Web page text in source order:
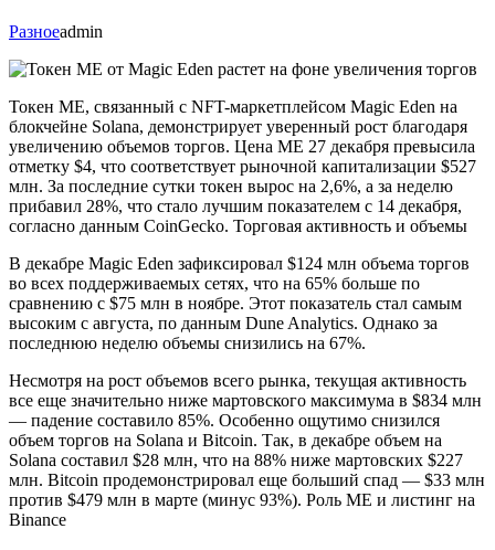
Разноеadmin
Токен ME, связанный с NFT-маркетплейсом Magic Eden на
блокчейне Solana, демонстрирует уверенный рост благодаря
увеличению объемов торгов. Цена ME 27 декабря превысила
отметку $4, что соответствует рыночной капитализации $527
млн. За последние сутки токен вырос на 2,6%, а за неделю
прибавил 28%, что стало лучшим показателем с 14 декабря,
согласно данным CoinGecko. Торговая активность и объемы
В декабре Magic Eden зафиксировал $124 млн объема торгов
во всех поддерживаемых сетях, что на 65% больше по
сравнению с $75 млн в ноябре. Этот показатель стал самым
высоким с августа, по данным Dune Analytics. Однако за
последнюю неделю объемы снизились на 67%.
Несмотря на рост объемов всего рынка, текущая активность
все еще значительно ниже мартовского максимума в $834 млн
— падение составило 85%. Особенно ощутимо снизился
объем торгов на Solana и Bitcoin. Так, в декабре объем на
Solana составил $28 млн, что на 88% ниже мартовских $227
млн. Bitcoin продемонстрировал еще больший спад — $33 млн
против $479 млн в марте (минус 93%). Роль ME и листинг на
Binance